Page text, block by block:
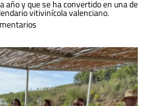
año y que se ha convertido en una de
vitivinícola valenciano.